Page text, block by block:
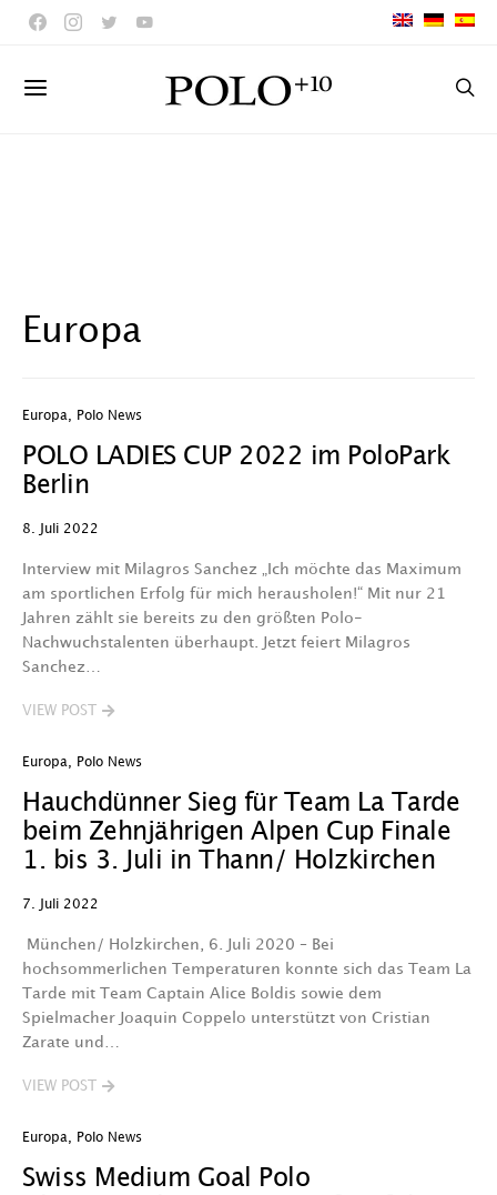
Europa
Europa Polo News
POLO LADIES CUP 2022 im PoloPark
Berlin
8. Juli 2022
Interview mit Milagros Sanchez „Ich möchte das Maximum
am sportlichen Erfolg für mich herausholen!“ Mit nur 21
Jahren zählt sie bereits zu den größten Polo-
Nachwuchstalenten überhaupt. Jetzt feiert Milagros
Sanchez…
VIEW POST
Europa Polo News
Hauchdünner Sieg für Team La Tarde
beim Zehnjährigen Alpen Cup Finale
1. bis 3. Juli in Thann/ Holzkirchen
7. Juli 2022
München/ Holzkirchen, 6. Juli 2020 – Bei
hochsommerlichen Temperaturen konnte sich das Team La
Tarde mit Team Captain Alice Boldis sowie dem
Spielmacher Joaquin Coppelo unterstützt von Cristian
Zarate und…
VIEW POST
Europa Polo News
Swiss Medium Goal Polo